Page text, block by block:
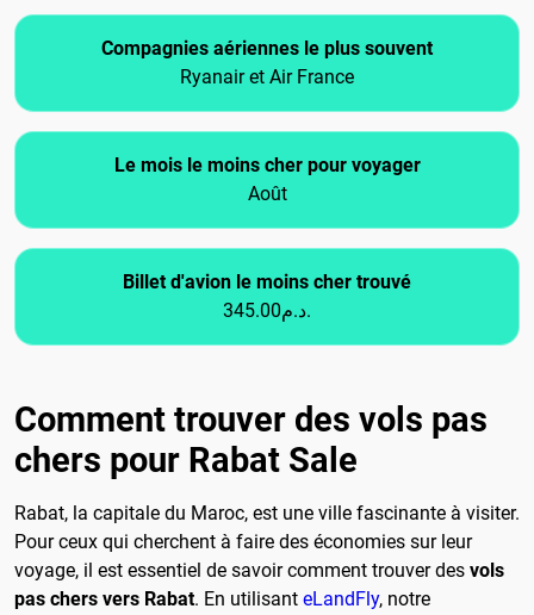
Compagnies aériennes le plus souvent
Ryanair et Air France
Le mois le moins cher pour voyager
Août
Billet d'avion le moins cher trouvé
345.00د.م.
Comment trouver des vols pas
chers pour Rabat Sale
Rabat, la capitale du Maroc, est une ville fascinante à visiter.
Pour ceux qui cherchent à faire des économies sur leur
voyage, il est essentiel de savoir comment trouver des vols
pas chers vers Rabat. En utilisant eLandFly, notre